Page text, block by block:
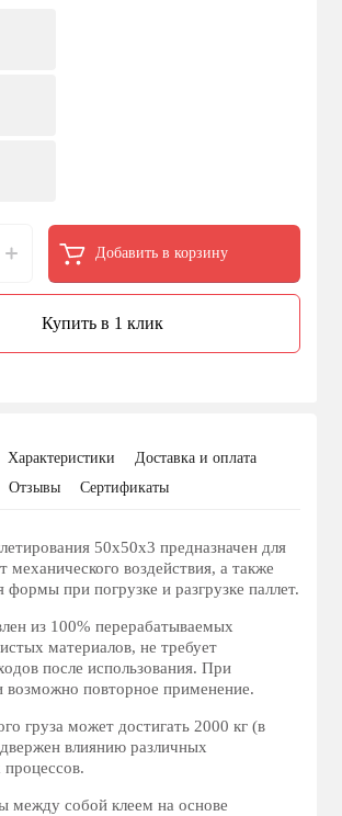
Добавить в корзину
Купить в 1 клик
Характеристики
Доставка и оплата
Отзывы
Сертификаты
50х50х3 предназначен для
механического воздействия, а также
формы при погрузке и разгрузке паллет.
из 100% перерабатываемых
материалов, не требует
после использования. При
возможно повторное применение.
груза может достигать 2000 кг (в
влиянию различных
процессов.
между собой клеем на основе